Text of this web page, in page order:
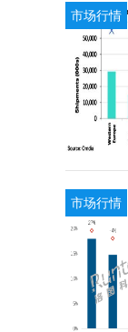
市场行情
市场行情